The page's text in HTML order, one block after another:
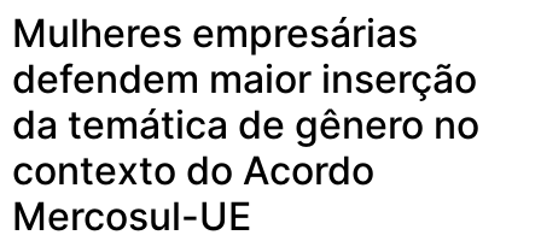
Mulheres empresárias
defendem maior inserção
da temática de gênero no
contexto do Acordo
Mercosul-UE